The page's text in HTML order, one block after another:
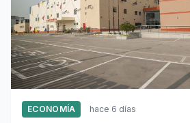
ECONOMÍA hace 6 días